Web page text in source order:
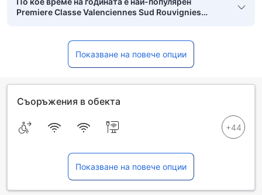
Premiere Classe Valenciennes Sud Rouvignies
Показване на повече опции
Съоръжения в обекта
Показване на повече опции